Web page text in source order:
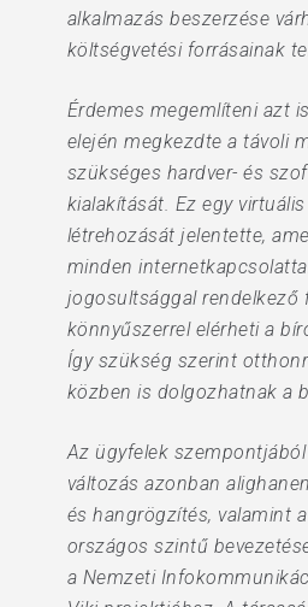
alkalmazás beszerzése
költségvetési forrásainak
Érdemes megemlíteni azt
elején megkezdte a távoli
szükséges hardver- és
kialakítását. Ez egy
létrehozását jelentette,
minden
jogosultsággal rendelkező
könnyűszerrel elérheti a
Így szükség szerint
közben is dolgozhatnak a
Az ügyfelek
változás azonban
és hangrögzítés, valamint
országos szintű
a Nemzeti